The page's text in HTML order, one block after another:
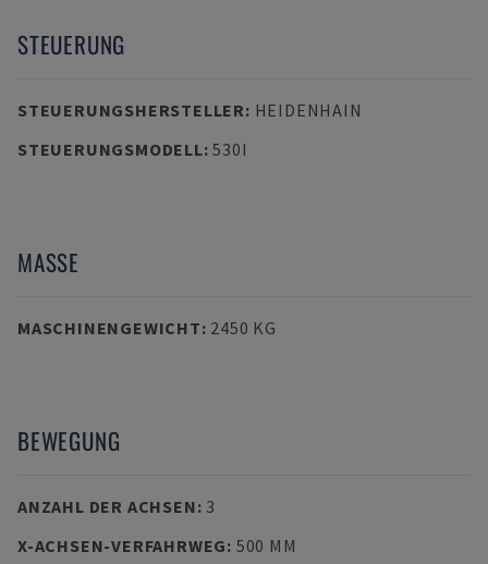
STEUERUNG
STEUERUNGSHERSTELLER: HEIDENHAIN
STEUERUNGSMODELL:530I
MASSE
MASCHINENGEWICHT: 2450 KG
BEWEGUNG
ANZAHL DER ACHSEN: 3
X-ACHSEN-VERFAHRWEG: 500 MM